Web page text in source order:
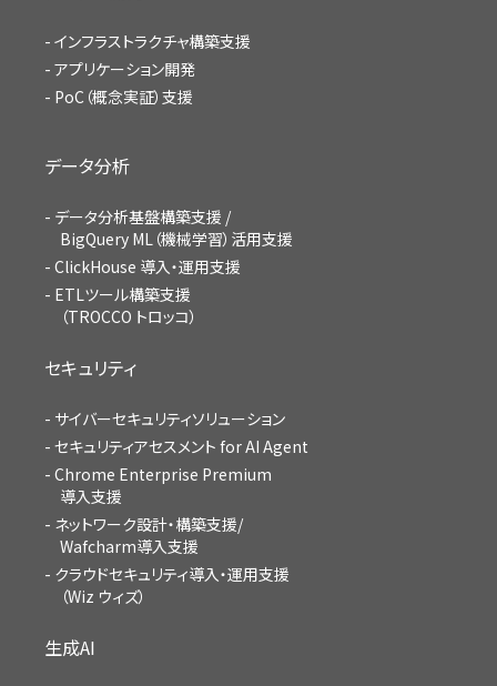
インフラストラクチャ構築支援
アプリケーション開発
PoC（概念実証）支援
データ分析
データ分析基盤構築支援 /
BigQuery ML（機械学習）活用支援
ClickHouse 導入・運用支援
ETLツール構築支援
（TROCCO トロッコ）
セキュリティ
サイバーセキュリティソリューション
セキュリティアセスメント for AI Agent
Chrome Enterprise Premium
導入支援
ネットワーク設計・構築支援/
Wafcharm導入支援
クラウドセキュリティ導入・運用支援
（Wiz ウィズ）
生成AI